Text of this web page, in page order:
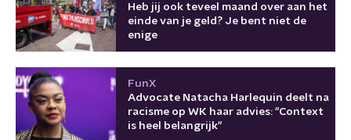
Heb jij ook teveel maand over aan het
einde van je geld? Je bent niet de
enige
FunX
Advocate Natacha Harlequin deelt na
racisme op WK haar advies: "Context
is heel belangrijk"